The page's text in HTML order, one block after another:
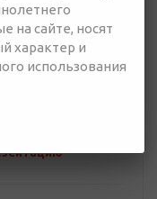
на сайте, носят
характер и
использования